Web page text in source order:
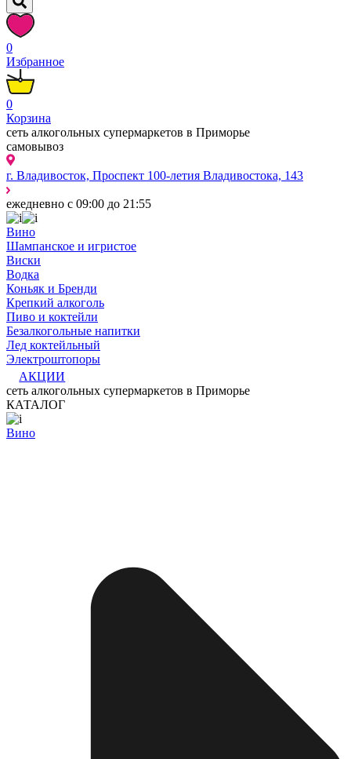
0
Избранное
0
Корзина
сеть алкогольных супермаркетов в Приморье
самовывоз
г. Владивосток, Проспект 100-летия Владивостока, 143
ежедневно с 09:00 до 21:55
Вино
Шампанское и игристое
Виски
Водка
Коньяк и Бренди
Крепкий алкоголь
Пиво и коктейли
Безалкогольные напитки
Лед коктейльный
Электроштопоры
АКЦИИ
сеть алкогольных супермаркетов в Приморье
КАТАЛОГ
Вино